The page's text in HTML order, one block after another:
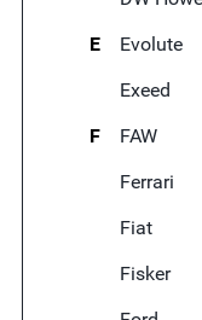
E
Evolute
Exeed
F
FAW
Ferrari
Fiat
Fisker